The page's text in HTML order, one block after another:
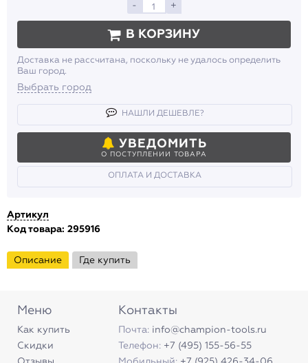
- +
В КОРЗИНУ
Доставка не рассчитана, поскольку не удалось определить
Ваш город.
Выбрать город
НАШЛИ ДЕШЕВЛЕ?
УВЕДОМИТЬ
О ПОСТУПЛЕНИИ ТОВАРА
ОПЛАТА И ДОСТАВКА
Артикул
Код товара: 295916
Описание Где купить
Меню
Как купить
Скидки
Контакты
Почта: info@champion-tools.ru
Телефон: +7 (495) 155-56-55